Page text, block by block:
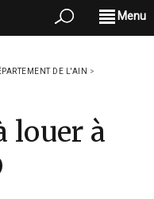
Menu
DE L'AIN >
louer à